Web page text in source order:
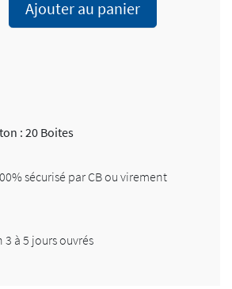
Ajouter au panier
: 20 Boites
sécurisé par CB ou virement
3 à 5 jours ouvrés